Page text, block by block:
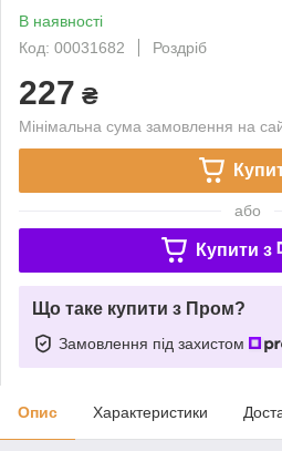
В наявності
Код: 00031682
Роздріб
227 ₴
Мінімальна сума замовлення на
або
Купити з
Що таке купити з Пром?
Замовлення під захистом
Опис Характеристики